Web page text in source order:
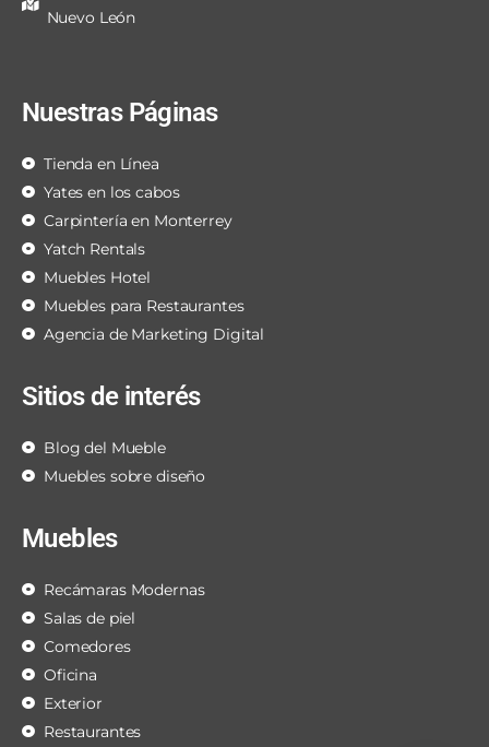
Nuevo León
Nuestras Páginas
Tienda en Línea
Yates en los cabos
Carpintería en Monterrey
Yatch Rentals
Muebles Hotel
Muebles para Restaurantes
Agencia de Marketing Digital
Sitios de interés
Blog del Mueble
Muebles sobre diseño
Muebles
Recámaras Modernas
Salas de piel
Comedores
Oficina
Exterior
Restaurantes